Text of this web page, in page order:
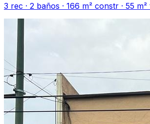
3 rec · 2 baños · 166 m² constr · 55